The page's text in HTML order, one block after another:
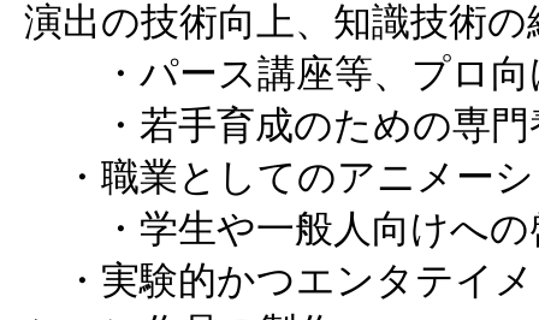
演出の技術向上、知識技術の
・パース講座等、プロ向
・若手育成のための専門
・職業としてのアニメー
・学生や一般人向けへの
・実験的かつエンタテイ